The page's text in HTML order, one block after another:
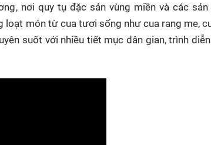
, nơi quy tụ đặc sản vùng miền và các
loạt món từ cua tươi sống như cua rang me,
suốt với nhiều tiết mục dân gian, trình